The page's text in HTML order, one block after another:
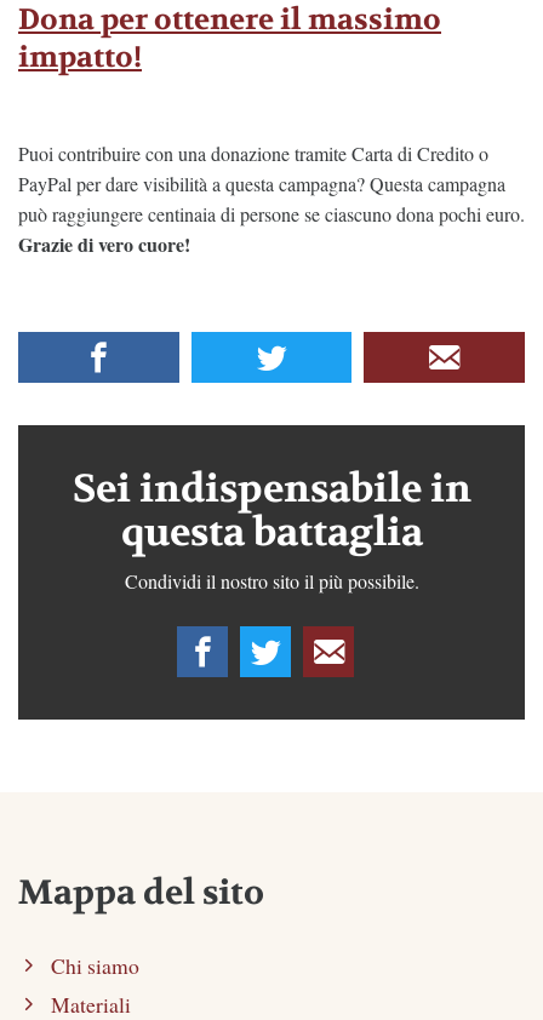
Dona per ottenere il massimo
impatto!
Puoi contribuire con una donazione tramite Carta di Credito o
PayPal per dare visibilità a questa campagna? Questa campagna
può raggiungere centinaia di persone se ciascuno dona pochi euro.
Grazie di vero cuore!
Sei indispensabile in
questa battaglia
Condividi il nostro sito il più possibile.
Mappa del sito
Chi siamo
Materiali